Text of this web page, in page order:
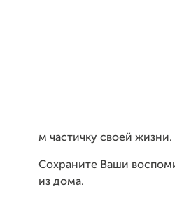
м частичку своей жизни.
Сохраните Ваши
из дома.